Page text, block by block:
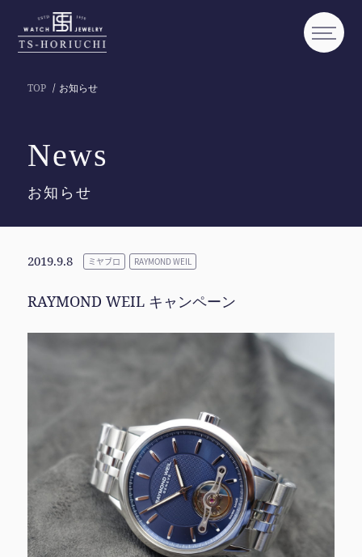
TOP お知らせ
News
お知らせ
2019.9.8 ミヤブロ RAYMOND WEIL
RAYMOND WEIL キャンペーン